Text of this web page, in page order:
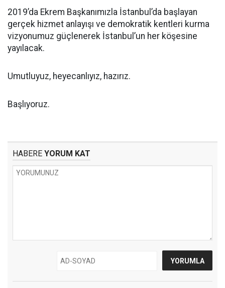
2019’da Ekrem Başkanımızla İstanbul’da başlayan
gerçek hizmet anlayışı ve demokratik kentleri kurma
vizyonumuz güçlenerek İstanbul’un her köşesine
yayılacak.
Umutluyuz, heyecanlıyız, hazırız.
Başlıyoruz.
HABERE YORUM KAT